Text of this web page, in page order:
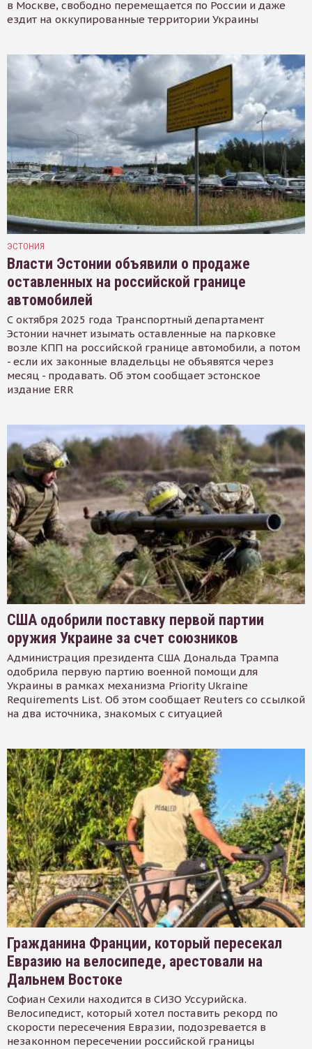
в Москве, свободно перемещается по России и даже
ездит на оккупированные территории Украины
ЭСТОНИЯ
Власти Эстонии объявили о продаже
оставленных на российской границе
автомобилей
С октября 2025 года Транспортный департамент
Эстонии начнет изымать оставленные на парковке
возле КПП на российской границе автомобили, а потом
- если их законные владельцы не объявятся через
месяц - продавать. Об этом сообщает эстонское
издание ERR
США одобрили поставку первой партии
оружия Украине за счет союзников
Администрация президента США Дональда Трампа
одобрила первую партию военной помощи для
Украины в рамках механизма Priority Ukraine
Requirements List. Об этом сообщает Reuters со ссылкой
на два источника, знакомых с ситуацией
Гражданина Франции, который пересекал
Евразию на велосипеде, арестовали на
Дальнем Востоке
Софиан Сехили находится в СИЗО Уссурийска.
Велосипедист, который хотел поставить рекорд по
скорости пересечения Евразии, подозревается в
незаконном пересечении российской границы